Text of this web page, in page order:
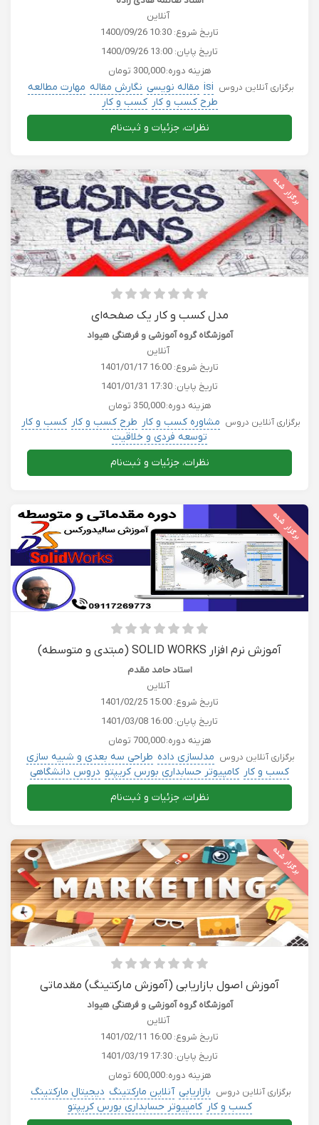
آنلاین
تاریخ شروع: 1400/09/26 10:30
تاریخ پایان: 1400/09/26 13:00
هزینه دوره:300,000 تومان
برگزاری آنلاین دروس isi مقاله نویسی نگارش مقاله مهارت مطالعه
طرح کسب و کار کسب و کار
نظرات، جزئیات و ثبت‌نام
برگزار شده
مدل کسب و کار یک صفحه‌ای
آموزشگاه گروه آموزشی و فرهنگی هیواد
آنلاین
تاریخ شروع: 1401/01/17 16:00
تاریخ پایان: 1401/01/31 17:30
هزینه دوره:350,000 تومان
برگزاری آنلاین دروس مشاوره کسب و کار طرح کسب و کار کسب و کار
توسعه فردی و خلاقیت
نظرات، جزئیات و ثبت‌نام
برگزار شده
آموزش نرم افزار SOLID WORKS (مبتدی و متوسطه)
استاد حامد مقدم
آنلاین
تاریخ شروع: 1401/02/25 15:00
تاریخ پایان: 1401/03/08 16:00
هزینه دوره:700,000 تومان
برگزاری آنلاین دروس مدلسازی داده طراحی سه بعدی و شبیه سازی
کسب و کار کامپیوتر حسابداری بورس کریپتو دروس دانشگاهی
نظرات، جزئیات و ثبت‌نام
برگزار شده
آموزش اصول بازاریابی (آموزش مارکتینگ) مقدماتی
آموزشگاه گروه آموزشی و فرهنگی هیواد
آنلاین
تاریخ شروع: 1401/02/11 16:00
تاریخ پایان: 1401/03/19 17:30
هزینه دوره:600,000 تومان
برگزاری آنلاین دروس بازاریابی آنلاین مارکتینگ دیجیتال مارکتینگ
کسب و کار کامپیوتر حسابداری بورس کریپتو